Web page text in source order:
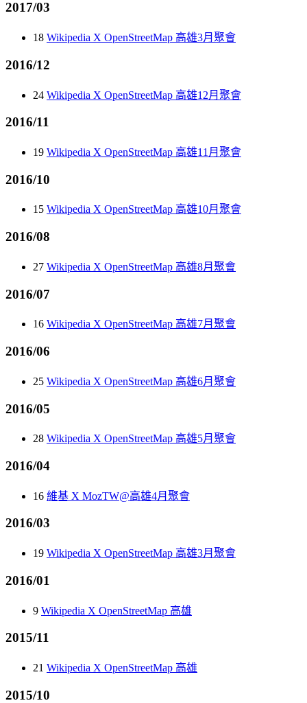
2017/03
18 Wikipedia X OpenStreetMap 高雄3月聚會
2016/12
24 Wikipedia X OpenStreetMap 高雄12月聚會
2016/11
19 Wikipedia X OpenStreetMap 高雄11月聚會
2016/10
15 Wikipedia X OpenStreetMap 高雄10月聚會
2016/08
27 Wikipedia X OpenStreetMap 高雄8月聚會
2016/07
16 Wikipedia X OpenStreetMap 高雄7月聚會
2016/06
25 Wikipedia X OpenStreetMap 高雄6月聚會
2016/05
28 Wikipedia X OpenStreetMap 高雄5月聚會
2016/04
16 維基 X MozTW@高雄4月聚會
2016/03
19 Wikipedia X OpenStreetMap 高雄3月聚會
2016/01
9 Wikipedia X OpenStreetMap 高雄
2015/11
21 Wikipedia X OpenStreetMap 高雄
2015/10